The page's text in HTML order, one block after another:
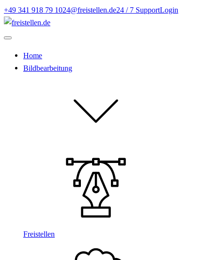
+49 341 918 79 1024@freistellen.de24 / 7 SupportLogin
Home
Bildbearbeitung
Freistellen